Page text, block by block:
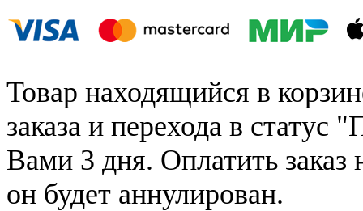
Товар находящийся в
заказа и перехода в статус
Вами 3 дня. Оплатить заказ
он будет аннулирован.